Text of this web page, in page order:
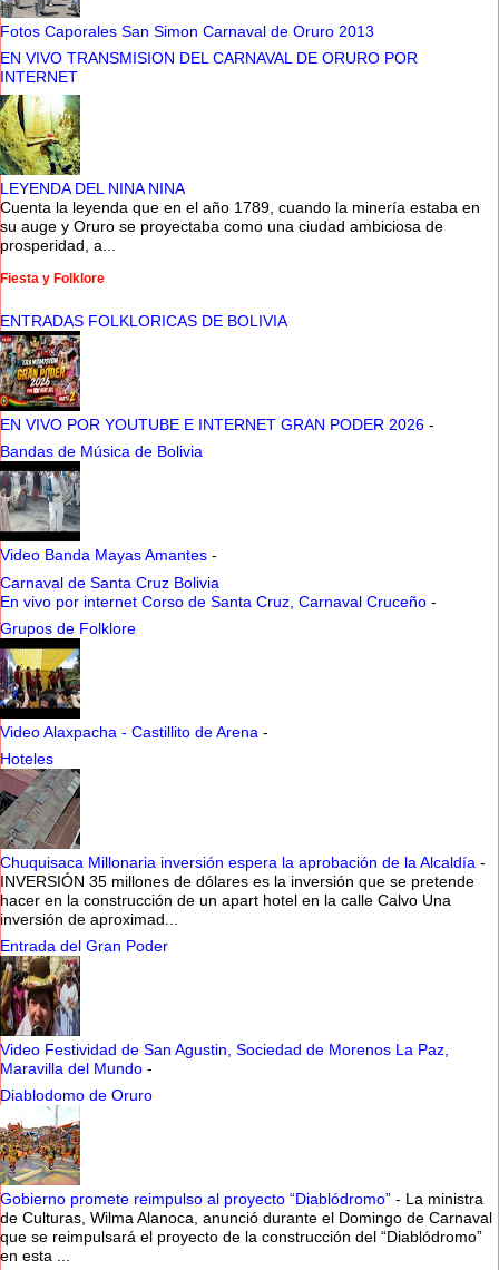
Fotos Caporales San Simon Carnaval de Oruro 2013
EN VIVO TRANSMISION DEL CARNAVAL DE ORURO POR
INTERNET
LEYENDA DEL NINA NINA
Cuenta la leyenda que en el año 1789, cuando la minería estaba en
su auge y Oruro se proyectaba como una ciudad ambiciosa de
prosperidad, a...
Fiesta y Folklore
ENTRADAS FOLKLORICAS DE BOLIVIA
EN VIVO POR YOUTUBE E INTERNET GRAN PODER 2026 -
Bandas de Música de Bolivia
Video Banda Mayas Amantes -
Carnaval de Santa Cruz Bolivia
En vivo por internet Corso de Santa Cruz, Carnaval Cruceño -
Grupos de Folklore
Video Alaxpacha - Castillito de Arena -
Hoteles
Chuquisaca Millonaria inversión espera la aprobación de la Alcaldía -
INVERSIÓN 35 millones de dólares es la inversión que se pretende
hacer en la construcción de un apart hotel en la calle Calvo Una
inversión de aproximad...
Entrada del Gran Poder
Video Festividad de San Agustin, Sociedad de Morenos La Paz,
Maravilla del Mundo -
Diablodomo de Oruro
Gobierno promete reimpulso al proyecto “Diablódromo” - La ministra
de Culturas, Wilma Alanoca, anunció durante el Domingo de Carnaval
que se reimpulsará el proyecto de la construcción del “Diablódromo”
en esta ...